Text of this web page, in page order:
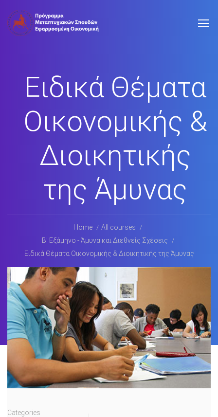
Ειδικά Θέματα
Οικονομικής &
Διοικητικής
της Άμυνας
Home
All courses
Β' Εξάμηνο - Άμυνα και Διεθνείς Σχέσεις
Ειδικά Θέματα Οικονομικής & Διοικητικής της Άμυνας
Categories